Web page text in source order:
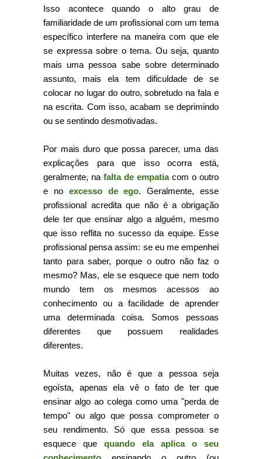
Isso acontece quando o alto grau de
familiaridade de um profissional com um tema
específico interfere na maneira com que ele
se expressa sobre o tema. Ou seja, quanto
mais uma pessoa sabe sobre determinado
assunto, mais ela tem dificuldade de se
colocar no lugar do outro, sobretudo na fala e
na escrita. Com isso, acabam se deprimindo
ou se sentindo desmotivadas.
Por mais duro que possa parecer, uma das
explicações para que isso ocorra está,
geralmente, na falta de empatia com o outro
e no excesso de ego. Geralmente, esse
profissional acredita que não é a obrigação
dele ter que ensinar algo a alguém, mesmo
que isso reflita no sucesso da equipe. Esse
profissional pensa assim: se eu me empenhei
tanto para saber, porque o outro não faz o
mesmo? Mas, ele se esquece que nem todo
mundo tem os mesmos acessos ao
conhecimento ou a facilidade de aprender
uma determinada coisa. Somos pessoas
diferentes que possuem realidades
diferentes.
Muitas vezes, não é que a pessoa seja
egoísta, apenas ela vê o fato de ter que
ensinar algo ao colega como uma "perda de
tempo" ou algo que possa comprometer o
seu rendimento. Só que essa pessoa se
esquece que quando ela aplica o seu